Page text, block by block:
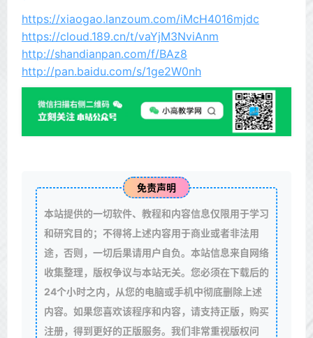
https://xiaogao.lanzoum.com/iMcH4016mjdc
https://cloud.189.cn/t/vaYjM3NviAnm
http://shandianpan.com/f/BAz8
http://pan.baidu.com/s/1ge2W0nh
免责声明
本站提供的一切软件、教程和内容信息仅限用于学习
和研究目的；不得将上述内容用于商业或者非法用
途，否则，一切后果请用户自负。本站信息来自网络
收集整理，版权争议与本站无关。您必须在下载后的
24个小时之内，从您的电脑或手机中彻底删除上述
内容。如果您喜欢该程序和内容，请支持正版，购买
注册，得到更好的正版服务。我们非常重视版权问